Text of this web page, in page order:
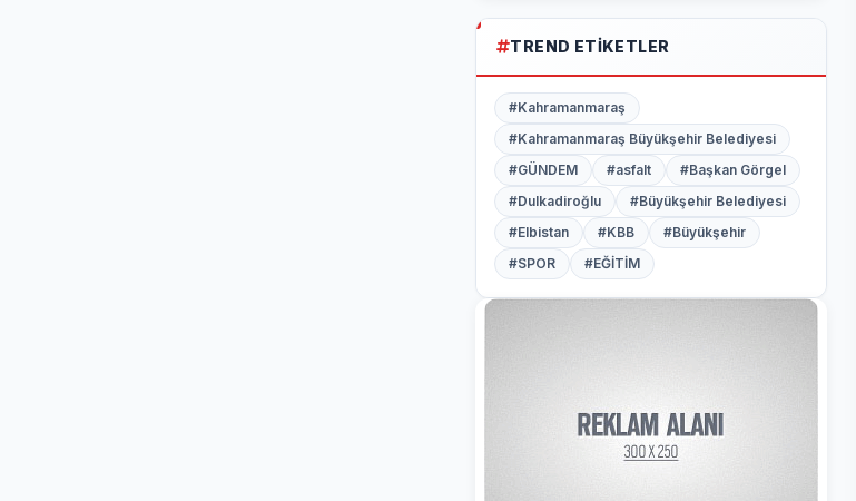
TREND ETIKETLER
#Kahramanmaraş
#Kahramanmaraş Büyükşehir Belediyesi
#GÜNDEM
#asfalt
#Başkan Görgel
#Dulkadiroğlu
#Büyükşehir Belediyesi
#Elbistan
#KBB
#Büyükşehir
#SPOR
#EĞİTİM